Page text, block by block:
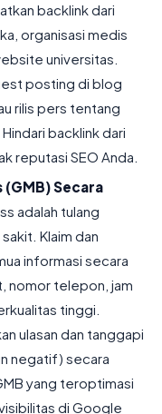
backlink dari
organisasi medis
universitas.
posting di blog
rilis pers tentang
backlink dari
reputasi SEO Anda.
(GMB) Secara
adalah tulang
Klaim dan
informasi secara
nomor telepon, jam
tinggi.
ulasan dan tanggapi
negatif) secara
yang teroptimasi
di Google